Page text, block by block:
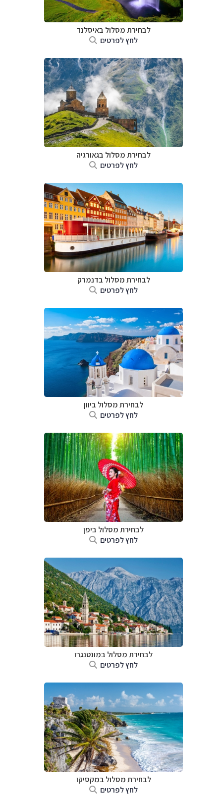
לבחירת מסלול באיסלנד
לחץ לפרטים
לבחירת מסלול בגאורגיה
לחץ לפרטים
לבחירת מסלול בדנמרק
לחץ לפרטים
לבחירת מסלול ביוון
לחץ לפרטים
לבחירת מסלול ביפן
לחץ לפרטים
לבחירת מסלול במונטנגרו
לחץ לפרטים
לבחירת מסלול במקסיקו
לחץ לפרטים